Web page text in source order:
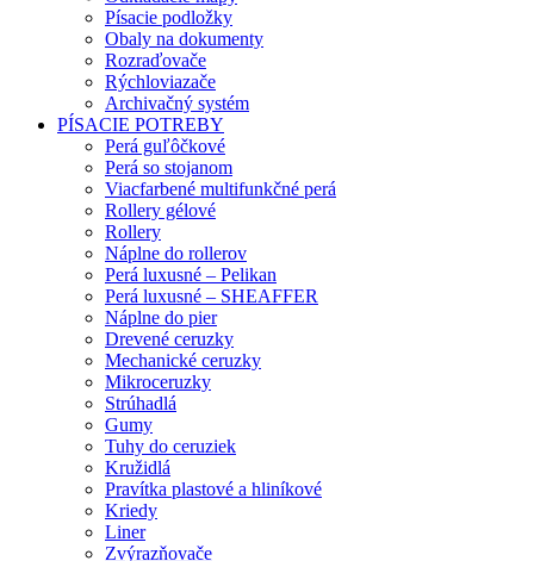
Písacie podložky
Obaly na dokumenty
Rozraďovače
Rýchloviazače
Archivačný systém
PÍSACIE POTREBY
Perá guľôčkové
Perá so stojanom
Viacfarbené multifunkčné perá
Rollery gélové
Rollery
Náplne do rollerov
Perá luxusné – Pelikan
Perá luxusné – SHEAFFER
Náplne do pier
Drevené ceruzky
Mechanické ceruzky
Mikroceruzky
Strúhadlá
Gumy
Tuhy do ceruziek
Kružidlá
Pravítka plastové a hliníkové
Kriedy
Liner
Zvýrazňovače